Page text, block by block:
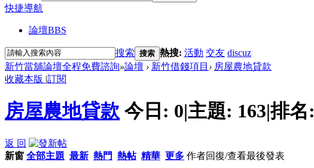
快捷導航
論壇BBS
搜索 搜索 熱搜: 活動 交友 discuz
新竹當舖論壇全程免費諮詢»論壇 › 新竹借錢項目 › 房屋農地貸款
收藏本版 |訂閱
房屋農地貸款 今日: 0|主題: 163|排名:
返 回
新窗 全部主題 最新 熱門 熱帖 精華 更多 作者回復/查看最後發表